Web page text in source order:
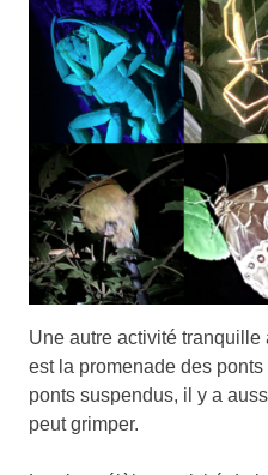
Une autre activité
est la promenade des
ponts suspendus, il y a
peut grimper.